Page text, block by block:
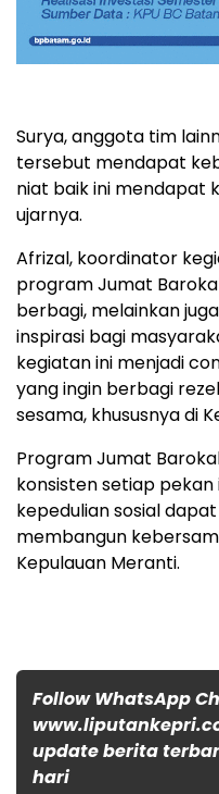
Surya, anggota tim
tersebut mendapat
niat baik ini mendapat
ujarnya.
Afrizal, koordinator
program Jumat
berbagi, melainkan
inspirasi bagi
kegiatan ini menjadi
yang ingin berbagi
sesama, khususnya di
Program Jumat
konsisten setiap
kepedulian sosial
membangun
Kepulauan Meranti.
Follow WhatsApp
update berita
hari